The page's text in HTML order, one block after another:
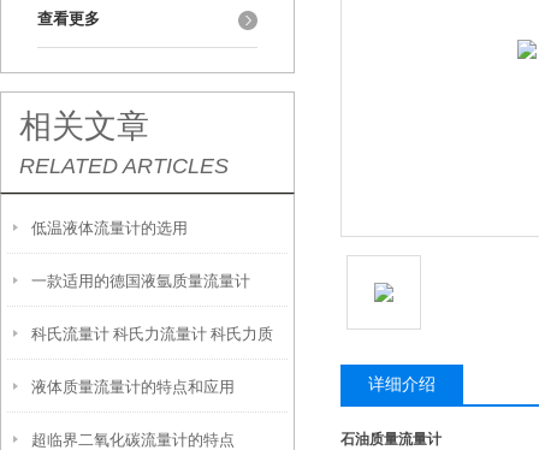
查看更多
相关文章
RELATED ARTICLES
低温液体流量计的选用
一款适用的德国液氩质量流量计
科氏流量计 科氏力流量计 科氏力质
量流量计的工作原理
液体质量流量计的特点和应用
超临界二氧化碳流量计的特点
详细介绍
石油质量流量计